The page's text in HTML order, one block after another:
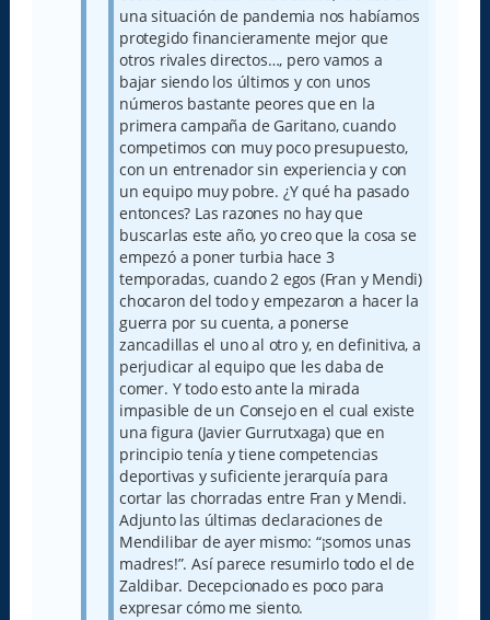
una situación de pandemia nos habíamos
protegido financieramente mejor que
otros rivales directos…, pero vamos a
bajar siendo los últimos y con unos
números bastante peores que en la
primera campaña de Garitano, cuando
competimos con muy poco presupuesto,
con un entrenador sin experiencia y con
un equipo muy pobre. ¿Y qué ha pasado
entonces? Las razones no hay que
buscarlas este año, yo creo que la cosa se
empezó a poner turbia hace 3
temporadas, cuando 2 egos (Fran y Mendi)
chocaron del todo y empezaron a hacer la
guerra por su cuenta, a ponerse
zancadillas el uno al otro y, en definitiva, a
perjudicar al equipo que les daba de
comer. Y todo esto ante la mirada
impasible de un Consejo en el cual existe
una figura (Javier Gurrutxaga) que en
principio tenía y tiene competencias
deportivas y suficiente jerarquía para
cortar las chorradas entre Fran y Mendi.
Adjunto las últimas declaraciones de
Mendilibar de ayer mismo: “¡somos unas
madres!”. Así parece resumirlo todo el de
Zaldibar. Decepcionado es poco para
expresar cómo me siento.